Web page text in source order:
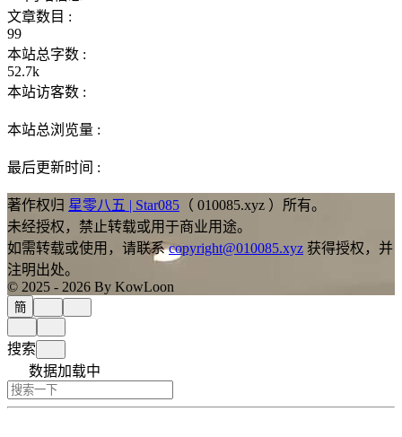
文章数目 :
99
本站总字数 :
52.7k
本站访客数 :
本站总浏览量 :
最后更新时间 :
著作权归 星零八五 | Star085 （ 010085.xyz ）所有。
未经授权，禁止转载或用于商业用途。
如需转载或使用，请联系copyright@010085.xyz 获得授权，并
注明出处。
© 2025 - 2026 By KowLoon
簡
搜索
数据加载中